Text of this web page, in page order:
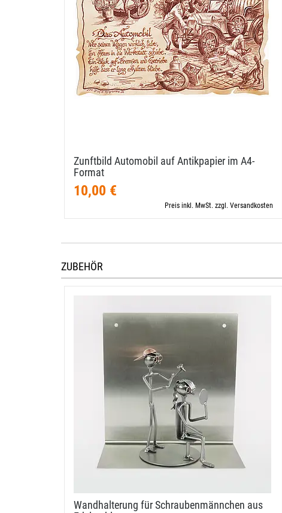
Zunftbild Automobil auf Antikpapier im A4-​
Format
10,00 €
Preis inkl. MwSt. zzgl. Versandkosten
ZUBEHÖR
Wandhalterung für Schraubenmännchen aus